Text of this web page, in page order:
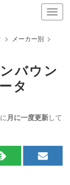
ナ
ビ
ン
切
メーカー別
バウン
タ
月に一度更新して
RSS
メ